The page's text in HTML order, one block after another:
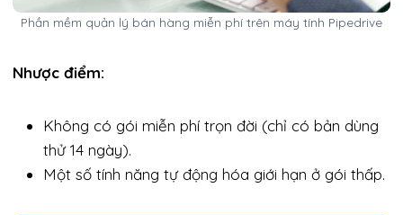
Phần mềm quản lý bán hàng miễn phí trên máy tính Pipedrive
Nhược điểm:
Không có gói miễn phí trọn đời (chỉ có bản dùng
thử 14 ngày).
Một số tính năng tự động hóa giới hạn ở gói thấp.